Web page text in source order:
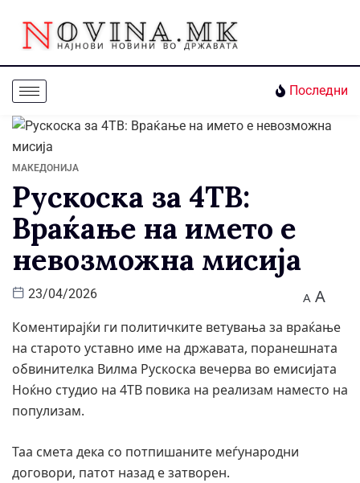
Последни
МАКЕДОНИЈА
Рускоска за 4ТВ:
Враќање на името е
невозможна мисија
23/04/2026 A A
Коментирајќи ги политичките ветувања за враќање
на старото уставно име на државата, поранешната
обвинителка Вилма Рускоска вечерва во емисијата
Ноќно студио на 4ТВ повика на реализам наместо на
популизам.
Таа смета дека со потпишаните меѓународни
договори, патот назад е затворен.